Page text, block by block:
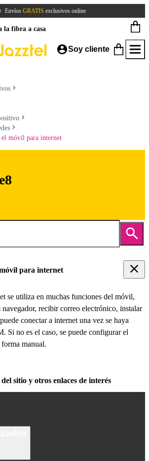
Envíos GRATIS exclusivos online
la fibra a casa
Soy cliente
móvil para internet
para internet
se utiliza en muchas funciones del móvil,
recibir correo electrónico, instalar
conectar a internet una vez se haya
Si no es el caso, se puede configurar el
manual.
sitio y otros enlaces de interés